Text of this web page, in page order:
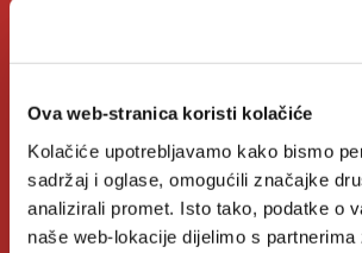
Ova web-stranica koristi kolačiće
Kolačiće upotrebljavamo kako bismo
sadržaj i oglase, omogućili značajke
analizirali promet. Isto tako, podatke o
naše web-lokacije dijelimo s
O Verbumu
O nama
Kontakt
Knjižare Verbum